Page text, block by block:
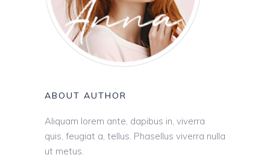
ABOUT AUTHOR
Aliquam lorem ante, dapibus in, viverra
quis, feugiat a, tellus. Phasellus viverra nulla
ut metus.